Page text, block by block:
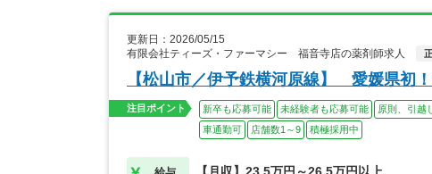
更新日：2026/05/15
有限会社ティーズ・ファーマシー 福音寺店の薬剤師求人
【松山市／伊予鉄横河原線】 愛媛県初
注目ポイント 新卒も応募可能 未経験者も応募可能 原則、引越
車通勤可
店舗数1～9 積極採用中